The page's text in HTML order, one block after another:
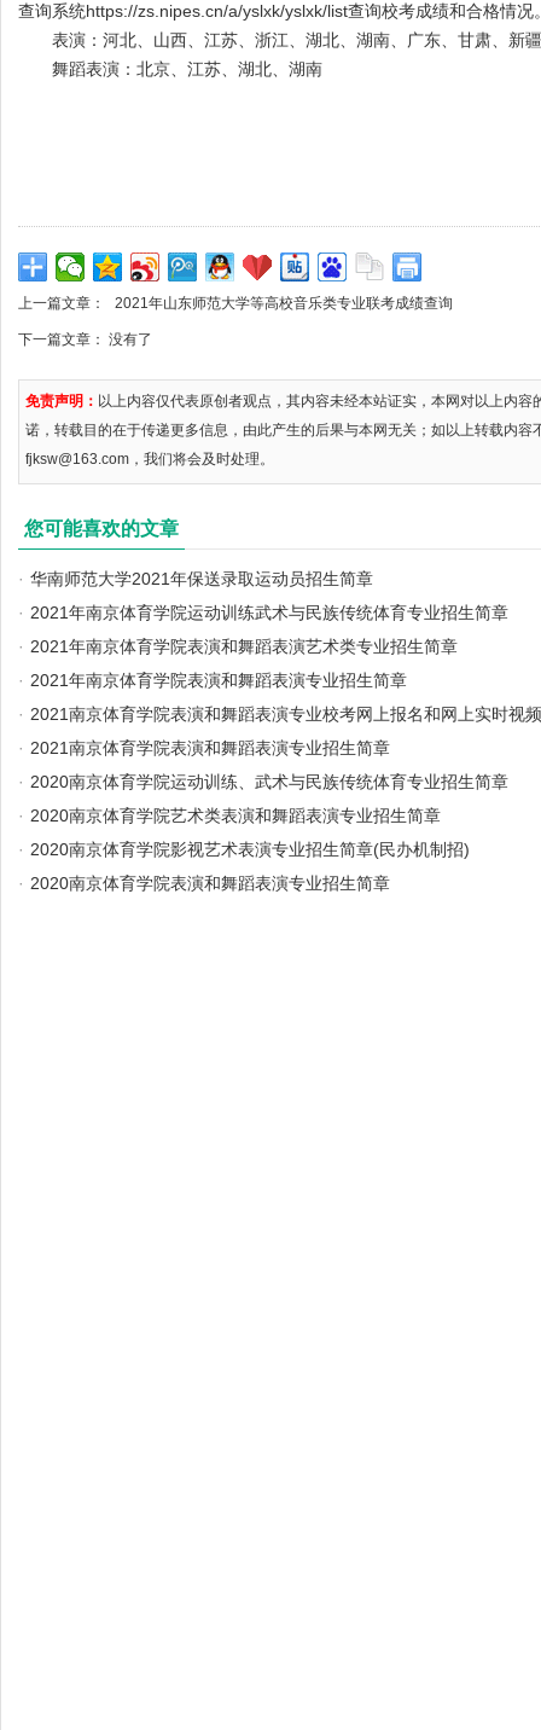
查询系统https://zs.nipes.cn/a/yslxk/yslxk/list查询校考成绩和合格情况
表演：河北、山西、江苏、浙江、湖北、湖南、广东、甘肃、新疆
舞蹈表演：北京、江苏、湖北、湖南
上一篇文章： 2021年山东师范大学等高校音乐类专业联考成绩查询
下一篇文章： 没有了
免责声明： 以上内容仅代表原创者观点，其内容未经本站证实，本网对以上内
诺，转载目的在于传递更多信息，由此产生的后果与本网无关；如以上转载内容
fjksw@163.com，我们将会及时处理。
您可能喜欢的文章
· 华南师范大学2021年保送录取运动员招生简章
· 2021年南京体育学院运动训练武术与民族传统体育专业招生简章
· 2021年南京体育学院表演和舞蹈表演艺术类专业招生简章
· 2021年南京体育学院表演和舞蹈表演专业招生简章
· 2021南京体育学院表演和舞蹈表演专业校考网上报名和网上实时视频
· 2021南京体育学院表演和舞蹈表演专业招生简章
· 2020南京体育学院运动训练、武术与民族传统体育专业招生简章
· 2020南京体育学院艺术类表演和舞蹈表演专业招生简章
· 2020南京体育学院影视艺术表演专业招生简章(民办机制招)
· 2020南京体育学院表演和舞蹈表演专业招生简章